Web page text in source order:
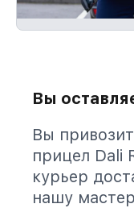
Вы
Вы
прицел Dali
курьер
нашу